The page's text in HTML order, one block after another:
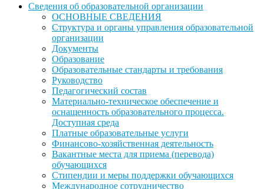
Сведения об образовательной организации
ОСНОВНЫЕ СВЕДЕНИЯ
Структура и органы управления образовательной
организации
Документы
Образование
Образовательные стандарты и требования
Руководство
Педагогический состав
Материально-техническое обеспечение и
оснащенность образовательного процесса.
Доступная среда
Платные образовательные услуги
Финансово-хозяйственная деятельность
Вакантные места для приема (перевода)
обучающихся
Стипендии и меры поддержки обучающихся
Международное сотрудничество